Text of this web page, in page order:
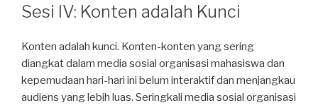
Sesi IV: Konten adalah Kunci
Konten adalah kunci. Konten-konten yang sering
diangkat dalam media sosial organisasi mahasiswa dan
kepemudaan hari-hari ini belum interaktif dan menjangkau
audiens yang lebih luas. Seringkali media sosial organisasi